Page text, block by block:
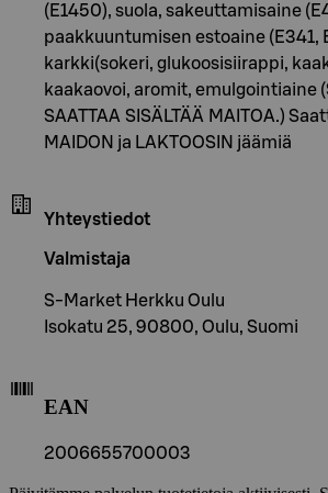
(E1450), suola, sakeuttamisaine
paakkuuntumisen estoaine (E341,
karkki(sokeri, glukoosisiirappi,
kaakaovoi, aromit, emulgointiaine
SAATTAA SISÄLTÄÄ MAITOA.)
MAIDON ja LAKTOOSIN jäämiä
Yhteystiedot
Valmistaja
S-Market Herkku Oulu
Isokatu 25, 90800, Oulu, Suomi
EAN
2006655700003